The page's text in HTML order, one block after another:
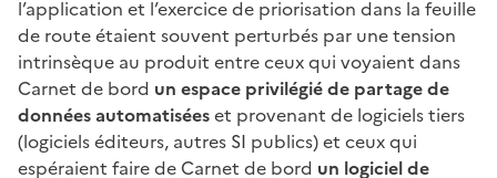
l’application et l’exercice de priorisation dans la feuille
de route étaient souvent perturbés par une tension
intrinsèque au produit entre ceux qui voyaient dans
Carnet de bord un espace privilégié de partage de
données automatiséeset provenant de logiciels tiers
(logiciels éditeurs, autres SI publics) et ceux qui
espéraient faire de Carnet de bord un logiciel de